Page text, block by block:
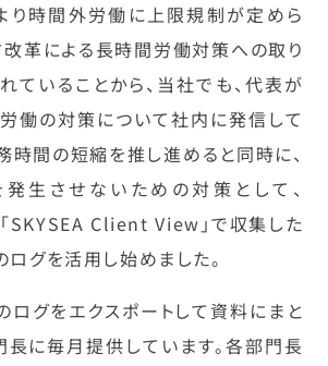
り時間外労働に上限規制が定めら
改革による長時間労働対策への取り
ていることから、当社でも、代表が
働の対策について社内に発信して
時間の短縮を推し進めると同時に、
生させないための対策として、
SKYSEA Client View」で収集した
グを活用し始めました。
ログをエクスポートして資料にまと
長に毎月提供しています。各部門長